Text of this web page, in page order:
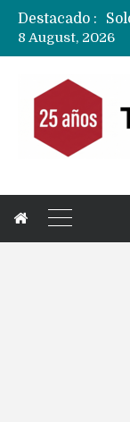
Destacado :
8 August, 2026